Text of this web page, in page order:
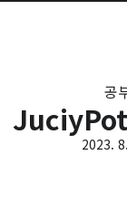
공
2023.